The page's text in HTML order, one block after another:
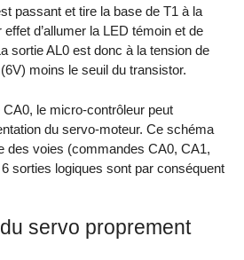
passant et tire la base de T1 à la
d’allumer la LED témoin et de
sortie AL0 est donc à la tension de
moins le seuil du transistor.
CA0, le micro-contrôleur peut
du servo-moteur. Ce schéma
des voies (commandes CA0, CA1,
sorties logiques sont par conséquent
servo proprement